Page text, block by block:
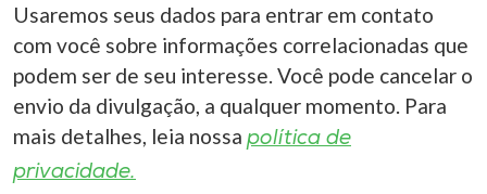
Usaremos seus dados para entrar em contato
com você sobre informações correlacionadas que
podem ser de seu interesse. Você pode cancelar o
envio da divulgação, a qualquer momento. Para
mais detalhes, leia nossa política de
privacidade.